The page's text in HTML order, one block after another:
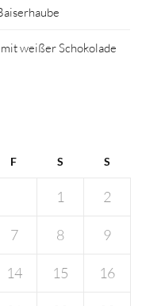
weißer Schokolade
F S S
1 2
7 8 9
14 15 16